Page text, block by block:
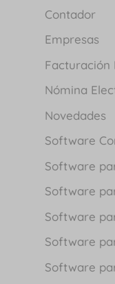
Contador
Empresas
Facturación
Nómina
Novedades
Software
Software
Software
Software
Software
Software